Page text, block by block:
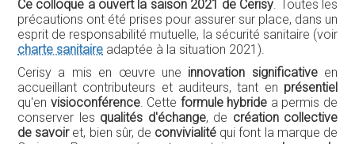
partenaire Crealis Medias, il a donc été possible
d'interagir avec les intervenants et les personnes
présentes à Cerisy.
La direction du CCIC et du colloque
IMAGINAIRES ET PRATIQUES DE L'ÉCONOMIE
CIRCULAIRE